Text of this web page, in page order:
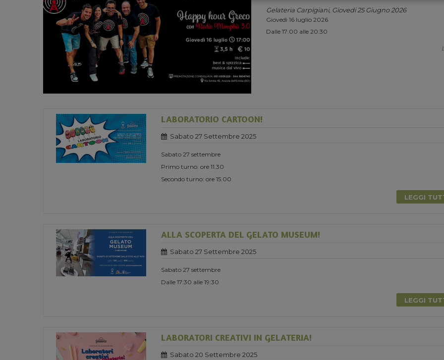
Gelateria Carpigiani, Giovedi 25 Giugno 2026
Giovedì 16 luglio 2026
Dalle 17:00 alle 20:30
LABORATORIO CARTOON!
Sabato 27 Settembre 2025
Sabato 27 settembre
Primo turno: ore 11.30
Secondo turno: ore 15.00
LEGGI
ALLA SCOPERTA DEL GELATO MUSEUM!
Sabato 27 Settembre 2025
Sabato 27 settembre
Dalle 17:30 alle 19:30
LEGGI
LABORATORI CREATIVI IN GELATERIA!
Sabato 20 Settembre 2025